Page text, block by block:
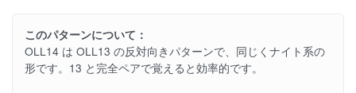
このパターンについて：
OLL14 は OLL13 の反対向きパターンで、同じくナイト系の
形です。13 と完全ペアで覚えると効率的です。